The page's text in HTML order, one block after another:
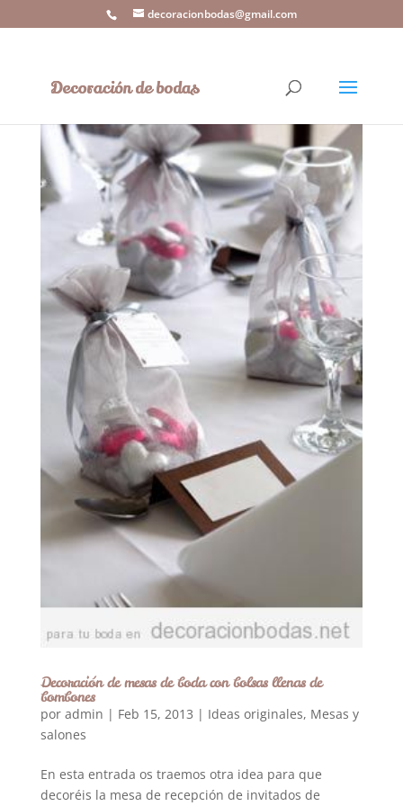
decoracionbodas@gmail.com
Decoración de mesas de boda con bolsas llenas de
bombones
por admin | Feb 15, 2013 | Ideas originales, Mesas y
salones
En esta entrada os traemos otra idea para que
decoréis la mesa de recepción de invitados de